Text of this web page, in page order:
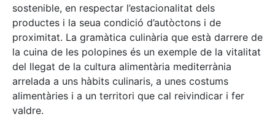
sostenible, en respectar l’estacionalitat dels
productes i la seua condició d’autòctons i de
proximitat. La gramàtica culinària que està darrere de
la cuina de les polopines és un exemple de la vitalitat
del llegat de la cultura alimentària mediterrània
arrelada a uns hàbits culinaris, a unes costums
alimentàries i a un territori que cal reivindicar i fer
valdre.